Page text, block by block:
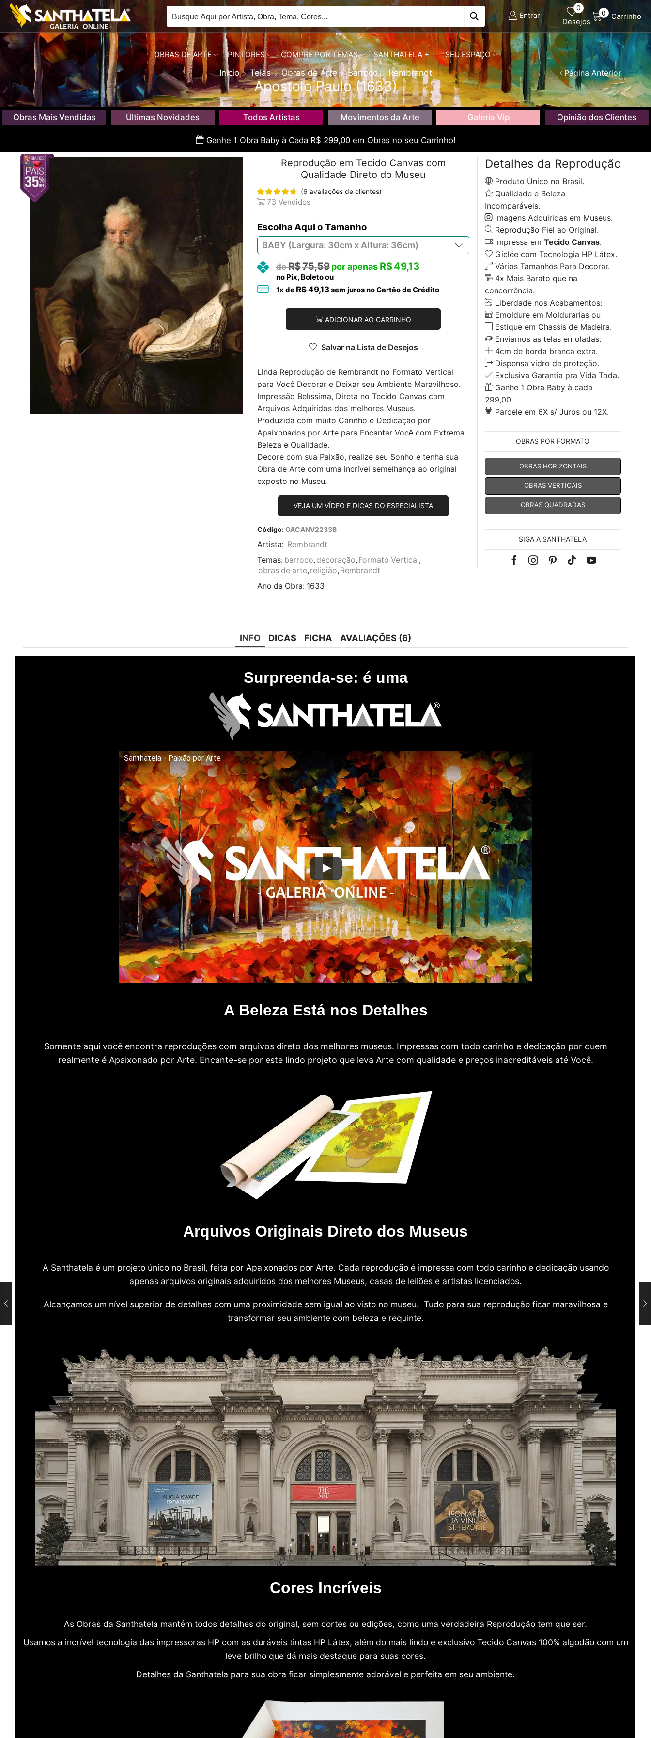
Entrar
0
Desejos
0 Carrinho
OBRAS DE ARTE PINTORES COMPRE POR TEMAS SANTHATELA + SEU ESPAÇO
Início Telas Obras de Arte Barroco Rembrandt
Apostolo Paulo (1633)
Página Anterior
Obras Mais Vendidas Últimas Novidades Todos Artistas Movimentos da Arte Galeria Vip Opinião dos Clientes
Ganhe 1 Obra Baby à Cada R$ 299,00 em Obras no seu Carrinho!
Reprodução em Tecido Canvas com
Qualidade Direto do Museu
(6 avaliações de clientes)
73 Vendidos
Tamanho
R$75,59 R$49,13
no Pix, Boleto ou
1x de R$49,13sem juros no Cartão de Crédito
ADICIONAR AO CARRINHO
Salvar na Lista de Desejos
Linda Reprodução de Rembrandt no Formato Vertical
para Você Decorar e Deixar seu Ambiente Maravilhoso.
Impressão Belíssima, Direta no Tecido Canvas com
Arquivos Adquiridos dos melhores Museus.
Produzida com muito Carinho e Dedicação por
Apaixonados por Arte para Encantar Você com Extrema
Beleza e Qualidade.
Decore com sua Paixão, realize seu Sonho e tenha sua
Obra de Arte com uma incrível semelhança ao original
exposto no Museu.
VEJA UM VÍDEO E DICAS DO ESPECIALISTA
Código:OACANV2233B
Artista: Rembrandt
Temas: barroco, decoração, Formato Vertical,
obras de arte, religião, Rembrandt
Ano da Obra: 1633
Detalhes da Reprodução
Produto Único no Brasil.
Qualidade e Beleza
Incomparáveis.
Imagens Adquiridas em Museus.
Reprodução Fiel ao Original.
Impressa em Tecido Canvas.
Giclée com Tecnologia HP Látex.
Vários Tamanhos Para Decorar.
4x Mais Barato que na
concorrência.
Liberdade nos Acabamentos:
Emoldure em Moldurarias ou
Estique em Chassis de Madeira.
Enviamos as telas enroladas.
4cm de borda branca extra.
Dispensa vidro de proteção.
Exclusiva Garantia pra Vida Toda.
Ganhe 1 Obra Baby à cada
299,00.
Parcele em 6X s/ Juros ou 12X.
OBRAS POR FORMATO
OBRAS HORIZONTAIS
OBRAS VERTICAIS
OBRAS QUADRADAS
SIGA A SANTHATELA
FacebookInstagramPinterest
Tik-Youtube
INFO DICAS FICHA AVALIAÇÕES (6)
Surpreenda-se: é uma
Santhatela - Paixão por Arte
A Beleza Está nos Detalhes
Somente aqui você encontra reproduções com arquivos direto dos melhores museus. Impressas com todo carinho e dedicação por quem
realmente é Apaixonado por Arte. Encante-se por este lindo projeto que leva Arte com qualidade e preços inacreditáveis até Você.
Arquivos Originais Direto dos Museus
A Santhatela é um projeto único no Brasil, feita por Apaixonados por Arte. Cada reprodução é impressa com todo carinho e dedicação usando
apenas arquivos originais adquiridos dos melhores Museus, casas de leilões e artistas licenciados.
Alcançamos um nível superior de detalhes com uma proximidade sem igual ao visto no museu. Tudo para sua reprodução ficar maravilhosa e
transformar seu ambiente com beleza e requinte.
Cores Incríveis
As Obras da Santhatela mantém todos detalhes do original, sem cortes ou edições, como uma verdadeira Reprodução tem que ser.
Usamos a incrível tecnologia das impressoras HP com as duráveis tintas HP Látex, além do mais lindo e exclusivo Tecido Canvas 100% algodão com um
leve brilho que dá mais destaque para suas cores.
Detalhes da Santhatela para sua obra ficar simplesmente adorável e perfeita em seu ambiente.